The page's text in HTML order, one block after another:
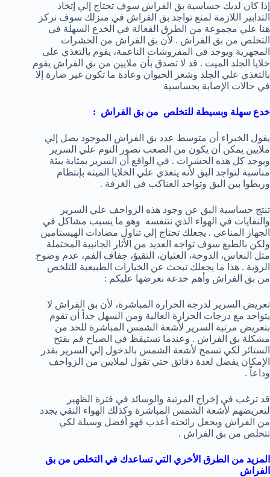
إذا كان لديك حساسية بق الفراش سوف تحتاج إلي إتخاذ
التدابير اللازمة لمنع تواجد بق الفراش في منزلك سوف نركز
هنا علي مجموعة من الطرق الفعالة في الخدع السهلة في
التخلص من بق الفراش . لأن بق الفراش من الحشرات
المجهرية ويوجد في المفروشات الناعمة، يقوم بالتغذي علي
خلايا الجلد الميت . قد لا تصدق بأن ملايين من بق الفراش يقوم
بالتغذي علي الجلد وشعر الحيوان وعادة ما تكون غير ضارة إلا
في حالات الإصابة بحساسية
خدع سهلة وبسيطة للتخلص من بق الفراش :
يقول الخبراء أن متوسط عدد بق الفراش الموجود يصل إلي
ملايين يمكن أن يكون من الصعب تصور النوم علي السرير
ويوجد كل هذه الحشرات . في الواقع أن السرير بمثابة بيئة
مناسبة لتواجد البق لأنه يتغذي علي الخلايا الميتة بإنتظام
وربطوا بين البق وتواجد العناكب في الغرفة .
تنتج حساسية البق عن وجود هذه الزواحف علي السرير
والنفايات في الهواء الذي نتنفسه وهو ما يسبب مشاكل في
الجهاز المناعي . يجعلك تحتاج إلي تناول مضادات الهيستامين
ولكن بالطبع سوف تواجه العديد من الأثار الجانبية المحتملة
مثل النعاس، الدوخة، الغثيان، التقيؤ، جفاف الفم، عدم وضوح
الرؤية . هذا ما يجعلك تبحث عن الخيارات الطبيعية للتلخص
من بق الفراش وأهم خدعة نعرضها عليكم :
تعريض السرير لدرجة الحرارة المباشرة، لأن بق الفراش لا
يتواجد مع درجات الحرارة العالية ومن السهل جداً أن تقوم
بتعريض مرتبة السرير لأشعة الشمس المباشرة للحد من
مشكلة بق الفراش . وعندما تستيقظ في الصباح قم بفتح
الستائر لكي تسمح لأشعة الشمس بالدخول إلي السرير بقدر
الإمكان يفضل لعدة دقائق حتي تقول لملايين من الزواحف
وداعاً .
قد ترغب في إخراج المرتبة والوسائد في فترة الظهير
لتعريضهم لأشعة الشمس المباشرة وكذلك الهواء النقي يجدد
من الفراش ويجعل رائحته أعذب فهو أفضل وسيلة لكي
تتخلص من بق الفراش .
المزيد من الطرق الأخري التي تساعدك في التخلص من بق
الفراش